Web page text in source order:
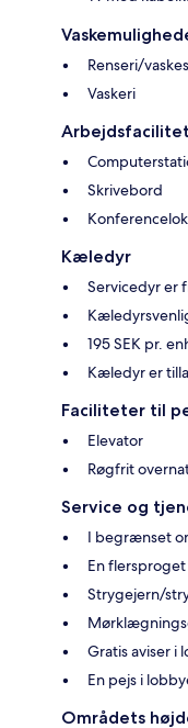
Renseri/
Vaskeri
Skrivebord
Kæledyr
Servicedyr er
195 SEK pr.
Kæledyr er
Faciliteter til
Elevator
Røgfrit
Service og
I begrænset
En
Strygejern/
Gratis aviser i
En pejs i
Områdets